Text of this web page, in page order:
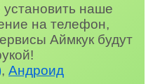
установить наше
на телефон,
Аймкук будут
,Андроид